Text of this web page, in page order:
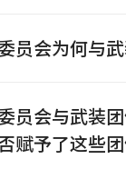
员会为何与武
员会与武装
赋予了这些团